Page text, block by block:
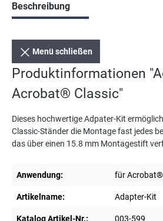
Beschreibung
Menü schließen
Produktinformationen
Acrobat® Classic"
Dieses hochwertige Adpater-Kit
Classic-Ständer die Montage fast jedes
das über einen 15.8 mm Montagestift
Anwendung: für Acrobat®
Artikelname: Adapter-Kit
Katalog Artikel-Nr.: 003-599